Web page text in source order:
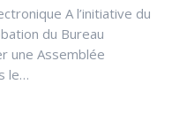
A l’initiative du
du Bureau
une Assemblée
le…